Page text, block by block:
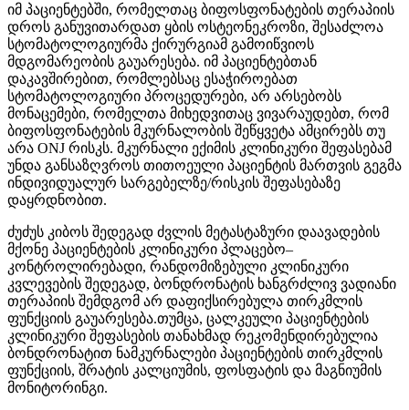
იმ პაციენტებში, რომელთაც ბიფოსფონატების თერაპიის
დროს განუვითარდათ ყბის ოსტეონეკროზი, შესაძლოა
სტომატოლოგიურმა ქირურგიამ გამოიწვიოს
მდგომარეობის გაუარესება. იმ პაციენტებთან
დაკავშირებით, რომლებსაც ესაჭიროებათ
სტომატოლოგიური პროცედურები, არ არსებობს
მონაცემები, რომელთა მიხედვითაც ვივარაუდებთ, რომ
ბიფოსფონატების მკურნალობის შეწყვეტა ამცირებს თუ
არა ONJ რისკს. მკურნალი ექიმის კლინიკური შეფასებამ
უნდა განსაზღვროს თითოეული პაციენტის მართვის გეგმა
ინდივიდუალურ სარგებელზე/რისკის შეფასებაზე
დაყრდნობით.
ძუძუს კიბოს შედეგად ძვლის მეტასტაზური დაავადების
მქონე პაციენტების კლინიკური პლაცებო–
კონტროლირებადი, რანდომიზებული კლინიკური
კვლევების შედეგად, ბონდრონატის ხანგრძლივ ვადიანი
თერაპიის შემდგომ არ დაფიქსირებულა თირკმლის
ფუნქციის გაუარესება.თუმცა, ცალკეული პაციენტების
კლინიკური შეფასების თანახმად რეკომენდირებულია
ბონდრონატით ნამკურნალები პაციენტების თირკმლის
ფუნქციის, შრატის კალციუმის, ფოსფატის და მაგნიუმის
მონიტორინგი.